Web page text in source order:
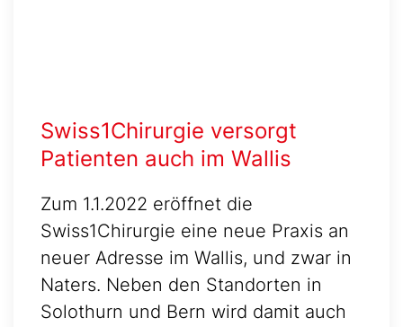
Swiss1Chirurgie versorgt
Patienten auch im Wallis
Zum 1.1.2022 eröffnet die
Swiss1Chirurgie eine neue Praxis an
neuer Adresse im Wallis, und zwar in
Naters. Neben den Standorten in
Solothurn und Bern wird damit auch